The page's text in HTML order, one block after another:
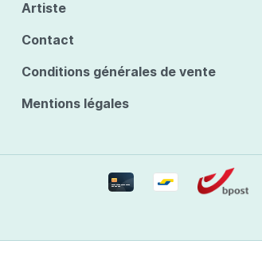
Artiste
Contact
Conditions générales de vente
Mentions légales